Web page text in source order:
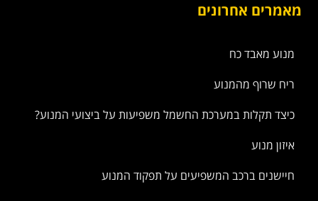
מאמרים אחרונים
מנוע מאבד כח
ריח שרוף מהמנוע
כיצד תקלות במערכת החשמל משפיעות על ביצועי המנוע?
איזון מנוע
חיישנים ברכב המשפיעים על תפקוד המנוע